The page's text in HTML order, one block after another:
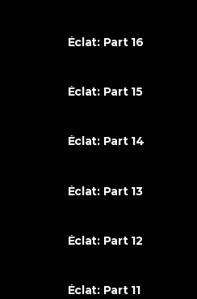
Éclat: Part 16
Éclat: Part 15
Éclat: Part 14
Éclat: Part 13
Éclat: Part 12
Éclat: Part 11